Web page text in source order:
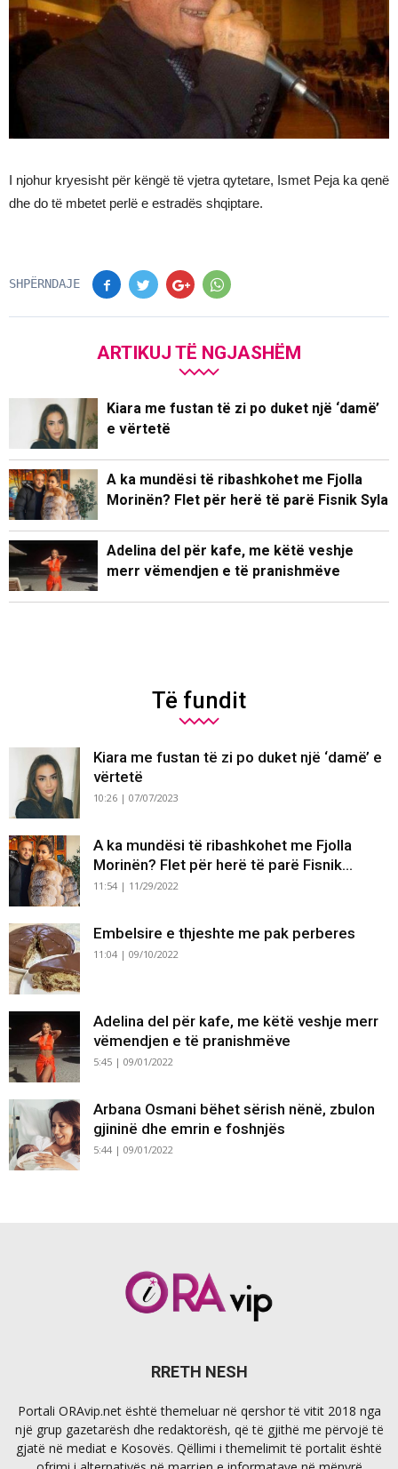
I njohur kryesisht për këngë të vjetra qytetare, Ismet Peja ka qenë
dhe do të mbetet perlë e estradës shqiptare.
SHPËRNDAJE
ARTIKUJ TË NGJASHËM
Kiara me fustan të zi po duket një ‘damë’
e vërtetë
A ka mundësi të ribashkohet me Fjolla
Morinën? Flet për herë të parë Fisnik Syla
Adelina del për kafe, me këtë veshje
merr vëmendjen e të pranishmëve
Të fundit
Kiara me fustan të zi po duket një ‘damë’ e
vërtetë
10:26 | 07/07/2023
A ka mundësi të ribashkohet me Fjolla
Morinën? Flet për herë të parë Fisnik...
11:54 | 11/29/2022
Embelsire e thjeshte me pak perberes
11:04 | 09/10/2022
Adelina del për kafe, me këtë veshje merr
vëmendjen e të pranishmëve
5:45 | 09/01/2022
Arbana Osmani bëhet sërish nënë, zbulon
gjininë dhe emrin e foshnjës
5:44 | 09/01/2022
RRETH NESH
Portali ORAvip.net është themeluar në qershor të vitit 2018 nga
një grup gazetarësh dhe redaktorësh, që të gjithë me përvojë të
gjatë në mediat e Kosovës. Qëllimi i themelimit të portalit është